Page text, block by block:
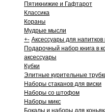
Пятикнижие и Гафтарот
Классика
Кораны
Мудрые мысли
+- Аксессуары для
Подарочный набор книга в
аксессуары
Кубки
Элитные курительные
Наборы стаканов для виски
Наборы со штофом
Наборы микс
Бокалы и наборы для